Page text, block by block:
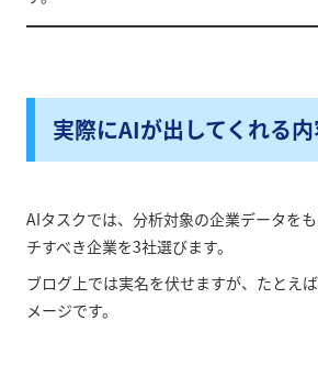
実際にAIが出してくれる
AIタスクでは、分析対象の企業データを
チすべき企業を3社選びます。
ブログ上では実名を伏せますが、たとえ
メージです。